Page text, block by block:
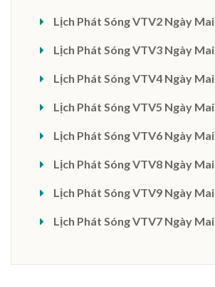
Lịch Phát Sóng VTV2 Ngày Mai
Lịch Phát Sóng VTV3 Ngày Mai
Lịch Phát Sóng VTV4 Ngày Mai
Lịch Phát Sóng VTV5 Ngày Mai
Lịch Phát Sóng VTV6 Ngày Mai
Lịch Phát Sóng VTV8 Ngày Mai
Lịch Phát Sóng VTV9 Ngày Mai
Lịch Phát Sóng VTV7 Ngày Mai